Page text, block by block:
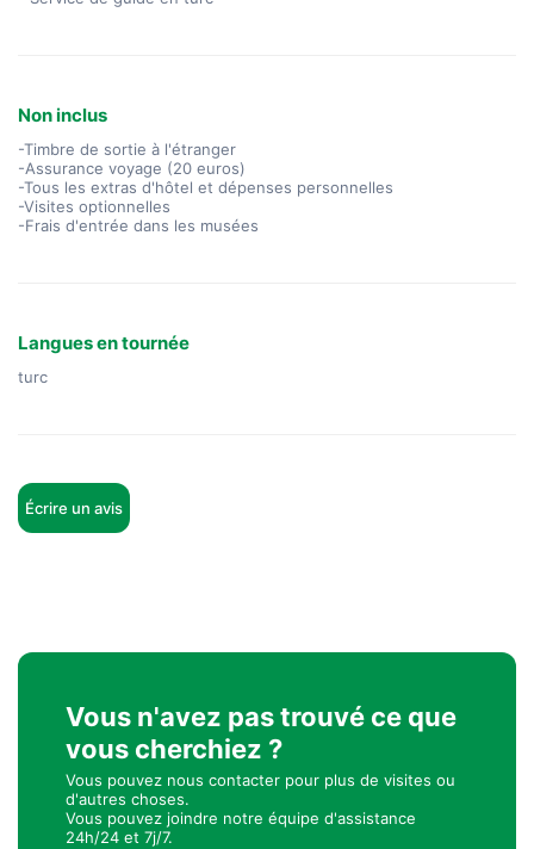
Non inclus
-Timbre de sortie à l'étranger
-Assurance voyage (20 euros)
-Tous les extras d'hôtel et dépenses personnelles
-Visites optionnelles
-Frais d'entrée dans les musées
Langues en tournée
turc
Écrire un avis
Vous n'avez pas trouvé ce que
vous cherchiez ?
Vous pouvez nous contacter pour plus de visites ou
d'autres choses.
Vous pouvez joindre notre équipe d'assistance
24h/24 et 7j/7.